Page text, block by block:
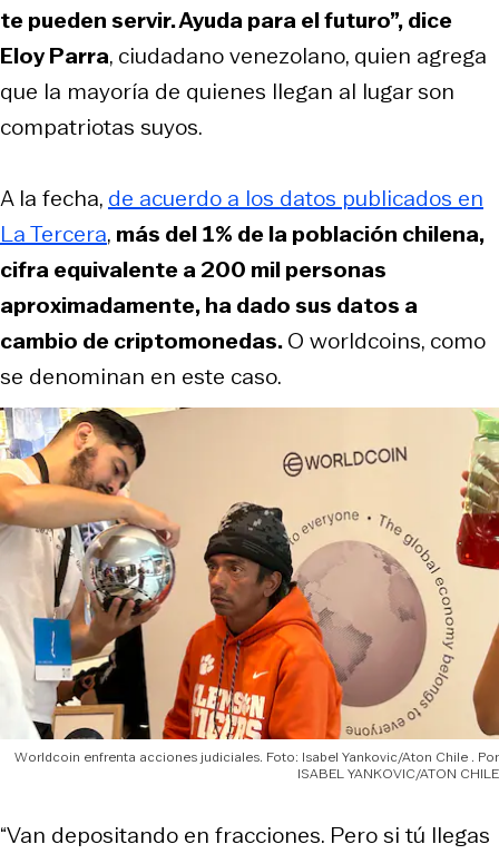
te pueden servir. Ayuda para el futuro”, dice
Eloy Parra, ciudadano venezolano, quien agrega
que la mayoría de quienes llegan al lugar son
compatriotas suyos.
A la fecha, de acuerdo a los datos publicados en
La Tercera, más del 1% de la población chilena,
cifra equivalente a 200 mil personas
aproximadamente, ha dado sus datos a
cambio de criptomonedas.O worldcoins, como
se denominan en este caso.
Worldcoin enfrenta acciones judiciales. Foto: Isabel Yankovic/Aton Chile
ISABEL YANKOVIC/ATON CHILE
“Van depositando en fracciones. Pero si tú llegas